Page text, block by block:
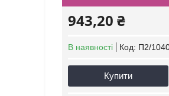
943,20 ₴
В наявності Код: П2/
Купити